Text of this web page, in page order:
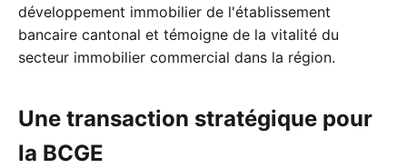
développement immobilier de l'établissement
bancaire cantonal et témoigne de la vitalité du
secteur immobilier commercial dans la région.
Une transaction stratégique pour
la BCGE